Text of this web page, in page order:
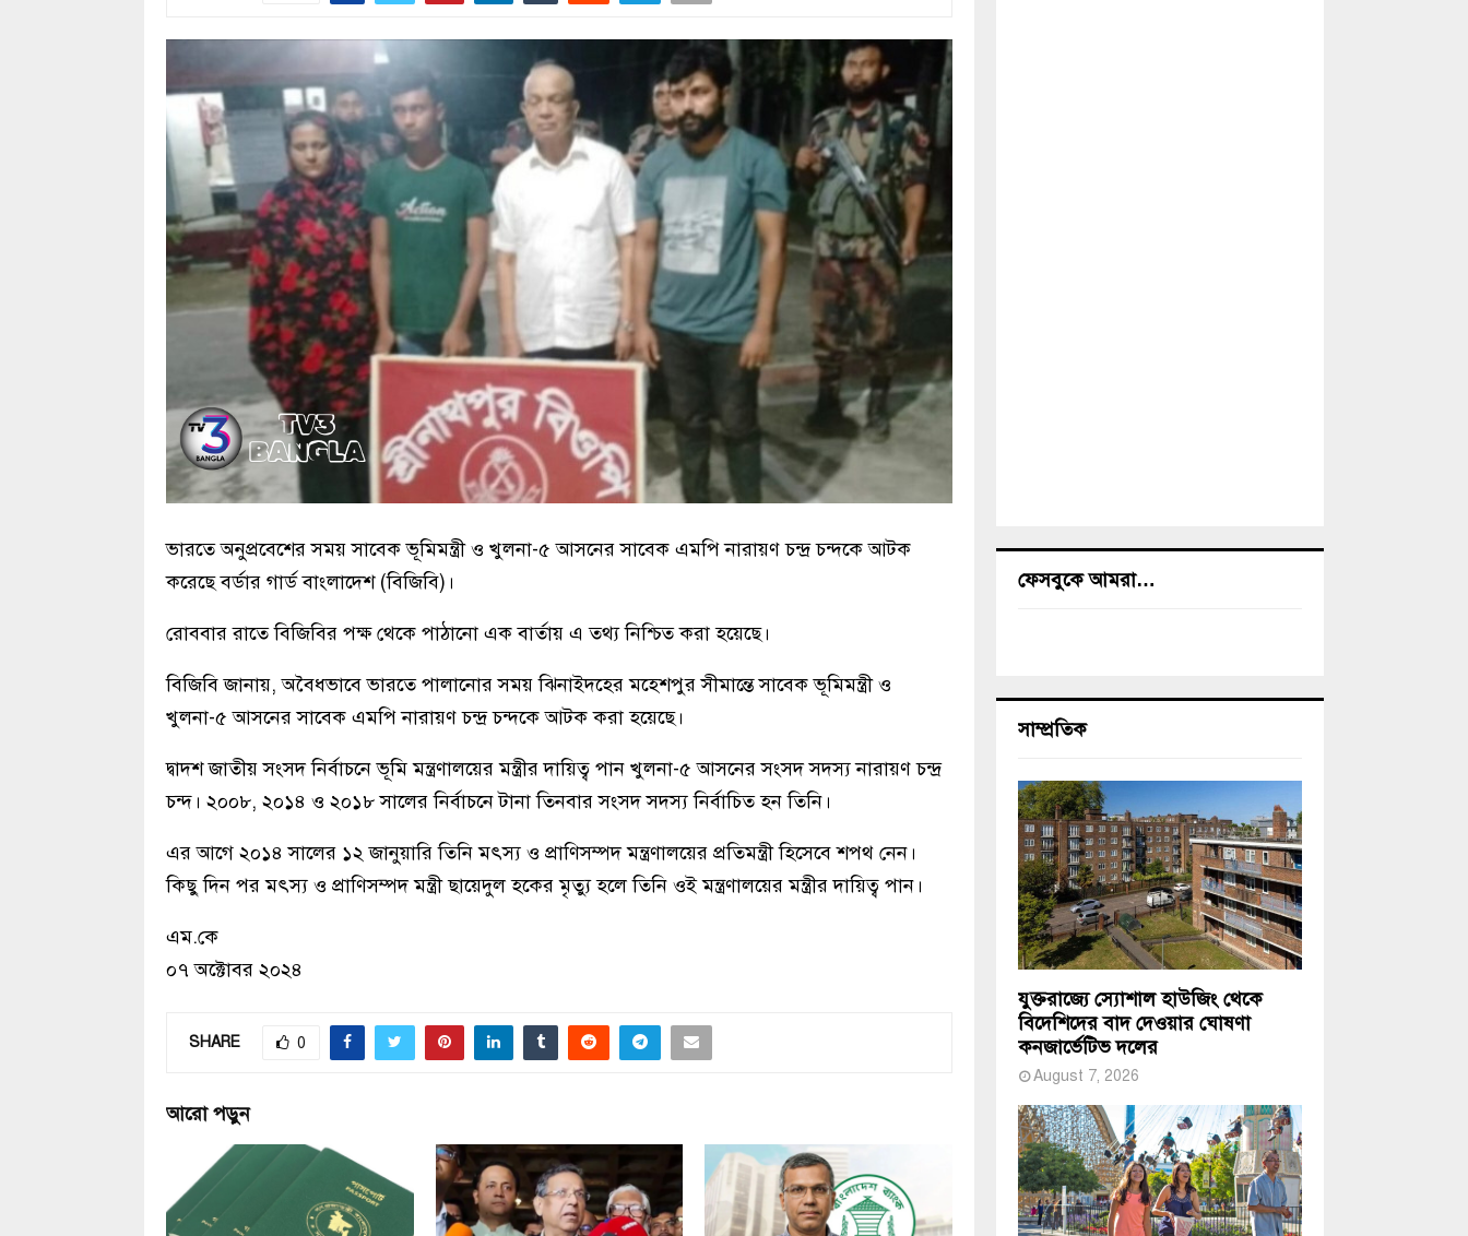
ভারতে অনুপ্রবেশের সময় সাবেক ভূমিমন্ত্রী ও খুলনা-৫ আসনের সাবেক এমপি নারায়ণ চন্দ্র চন্দকে আটক
করেছে বর্ডার গার্ড বাংলাদেশ (বিজিবি)।
রোববার রাতে বিজিবির পক্ষ থেকে পাঠানো এক বার্তায় এ তথ্য নিশ্চিত করা হয়েছে।
বিজিবি জানায়, অবৈধভাবে ভারতে পালানোর সময় ঝিনাইদহের মহেশপুর সীমান্তে সাবেক ভূমিমন্ত্রী ও
খুলনা-৫ আসনের সাবেক এমপি নারায়ণ চন্দ্র চন্দকে আটক করা হয়েছে।
দ্বাদশ জাতীয় সংসদ নির্বাচনে ভূমি মন্ত্রণালয়ের মন্ত্রীর দায়িত্ব পান খুলনা-৫ আসনের সংসদ সদস্য নারায়ণ চন্দ্র
চন্দ। ২০০৮, ২০১৪ ও ২০১৮ সালের নির্বাচনে টানা তিনবার সংসদ সদস্য নির্বাচিত হন তিনি।
এর আগে ২০১৪ সালের ১২ জানুয়ারি তিনি মৎস্য ও প্রাণিসম্পদ মন্ত্রণালয়ের প্রতিমন্ত্রী হিসেবে শপথ নেন।
কিছু দিন পর মৎস্য ও প্রাণিসম্পদ মন্ত্রী ছায়েদুল হকের মৃত্যু হলে তিনি ওই মন্ত্রণালয়ের মন্ত্রীর দায়িত্ব পান।
এম.কে
০৭ অক্টোবর ২০২৪
SHARE 0
আরো পড়ুন
ফেসবুকে আমরা…
সাম্প্রতিক
যুক্তরাজ্যে স্যোশাল হাউজিং থেকে
বিদেশিদের বাদ দেওয়ার ঘোষণা
কনজার্ভেটিভ দলের
August 7, 2026